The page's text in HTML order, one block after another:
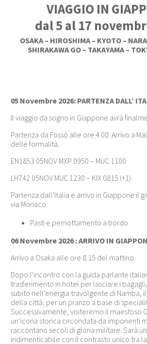
VIAGGIO IN
dal 5 al 17
OSAKA – HIROSHIMA – KYOTO –
SHIRAKAWA GO – TAKAYAMA –
05 Novembre 2026: PARTENZA DALL’
Il viaggio da sogno in Giappone avrà
Partenza da Fossò alle ore 4.00. Arrivo a
delle formalità.
EN1853 05NOV MXP 0950 – MUC 1100
LH742 05NOV MUC 1230 – KIX 0815 (+1)
Partenza dall’Italia e arrivo in Giappone il
via Monaco.
Pasti e pernottamento a bordo
06 Novembre 2026 : ARRIVO IN
Arrivo a Osaka alle ore 8.15 del mattino.
Dopo l’incontro con la guida parlante
trasferimento in hotel per lasciare i
subito nell’energia travolgente di Namba,
della città, per un pranzo a base di
Successivamente, visiteremo il maestoso
un’icona storica circondata da imponenti
raccontano secoli di gloria militare. Sarà
indimenticabile con il contrasto unico tra